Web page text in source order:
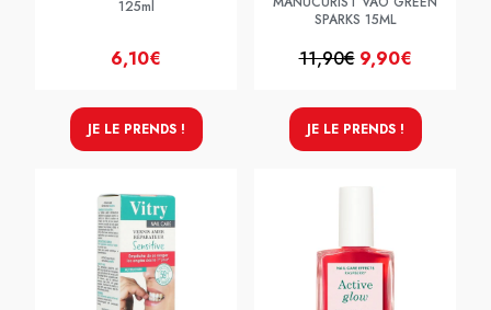
125ml
6,10€
JE LE PRENDS !
SPARKS 15ML
11,90€ 9,90€
JE LE PRENDS !